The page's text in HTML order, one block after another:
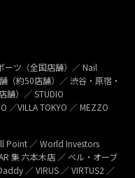
ーツ（全国店舗）／ Nail
（約50店舗）／ 渋谷・原宿・
舗）／ STUDIO
／VILLA TOKYO ／ MEZZO
Point ／ World Investors
集 六本木店 ／ ベル・オーブ
／ VIRUS ／ VIRTUS2 ／